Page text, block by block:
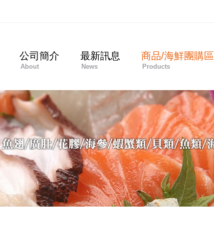
公司簡介
About
最新訊息
News
商品/海鮮團購區
Products
scroll down